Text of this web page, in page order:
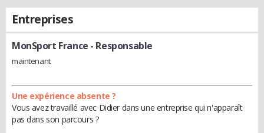
Entreprises
MonSport France - Responsable
maintenant
Une expérience absente ?
Vous avez travaillé avec Didier dans une entreprise qui n'apparaît
pas dans son parcours ?